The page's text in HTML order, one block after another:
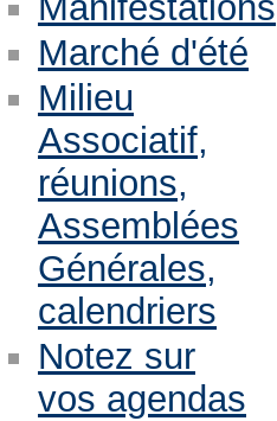
Marché d'été
Milieu
Associatif,
réunions,
Assemblées
Générales,
calendriers
Notez sur
vos agendas